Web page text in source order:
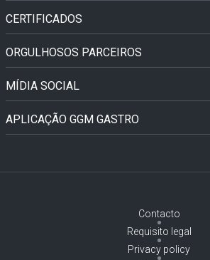
CERTIFICADOS
ORGULHOSOS PARCEIROS
MÍDIA SOCIAL
APLICAÇÃO GGM GASTRO
Contacto
Requisito legal
Privacy policy